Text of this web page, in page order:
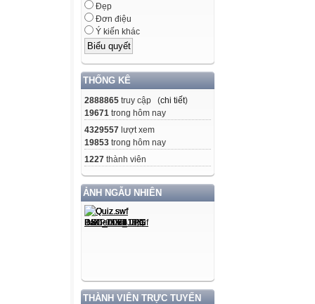
Đẹp
Đơn điệu
Ý kiến khác
THỐNG KÊ
2888865 truy cập (chi tiết)
19671 trong hôm nay
4329557 lượt xem
19853 trong hôm nay
1227 thành viên
ẢNH NGẪU NHIÊN
THÀNH VIÊN TRỰC TUYẾN